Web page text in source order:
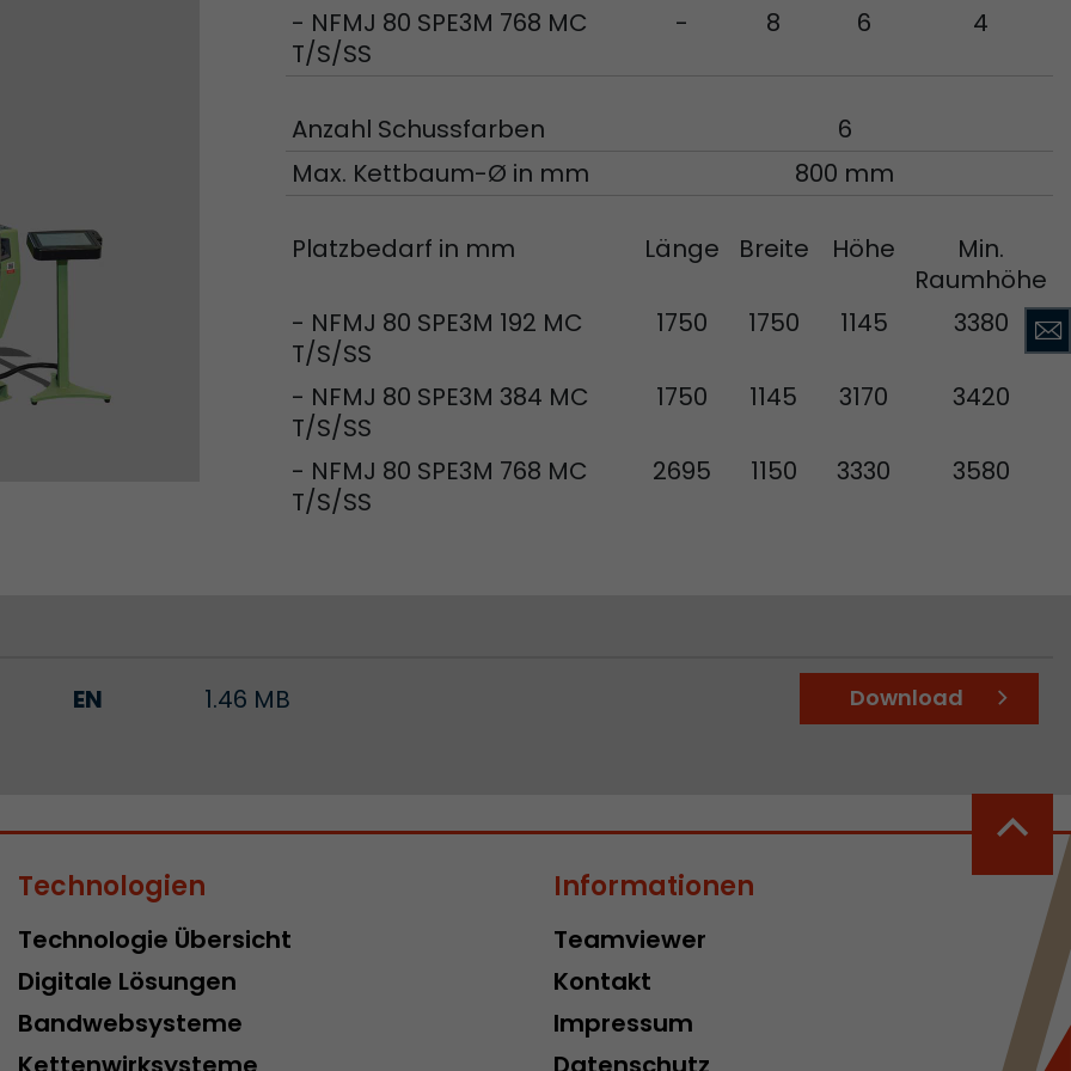
- NFMJ 80 SPE3M 768 MC
T/S/SS
- 8 6 4
Anzahl Schussfarben
6
Max. Kettbaum-Ø in mm
800 mm
Platzbedarf in mm Länge Breite Höhe
Min.
Raumhöhe
- NFMJ 80 SPE3M 192 MC
T/S/SS
1750 1750 1145 3380
- NFMJ 80 SPE3M 384 MC
T/S/SS
1750 1145 3170 3420
- NFMJ 80 SPE3M 768 MC
T/S/SS
2695 1150 3330 3580
EN 1.46 MB Download
Technologien
Technologie Übersicht
Digitale Lösungen
Bandwebsysteme
Informationen
Teamviewer
Kontakt
Impressum
Einblicke in das Verhalten auf der Website geben. Diese Cookies
werden unter keinen Umständen an Dritte weitergegeben.
Laufzeit
Einblicke in das Verhalten auf der Website geben. Diese Cookies
werden unter keinen Umständen an Dritte weitergegeben.